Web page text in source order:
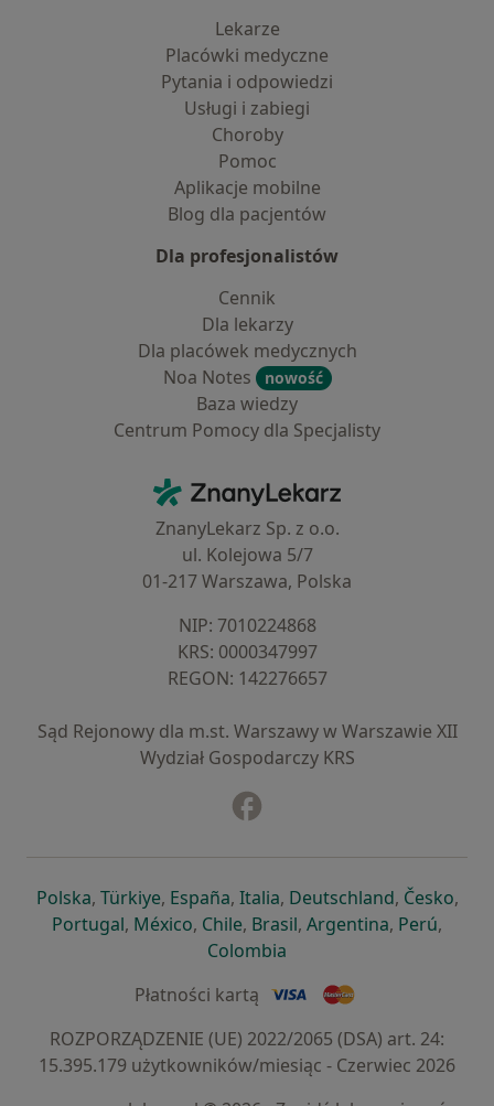
Lekarze
Placówki medyczne
Pytania i odpowiedzi
Usługi i zabiegi
Choroby
Pomoc
Aplikacje mobilne
Blog dla pacjentów
Dla profesjonalistów
Cennik
Dla lekarzy
Dla placówek medycznych
Noa Notes
nowość
Baza wiedzy
Centrum Pomocy dla Specjalisty
ZnanyLekarz - Strona główna
ZnanyLekarz Sp. z o.o.
ul. Kolejowa 5/7
01-217 Warszawa, Polska
NIP: ⁠7010224868
KRS: ⁠0000347997
REGON: ⁠142276657
Sąd Rejonowy dla m.st. Warszawy w Warszawie XII
Wydział Gospodarczy KRS
Polskaotwiera się w nowej karcie
, Türkiyeotwiera się w nowej karcie
, Españaotwiera się w nowej karcie
, Italiaotwiera się w nowej
, Deutschlandotwiera się
, Česko,
Portugalotwiera się w nowej karcie
, Méxicootwiera się w nowej karcie
, Chileotwiera się w nowej karcie
, Brasilotwiera się w nowej
, Argentinaotwiera się
, Perú,
Colombia
Płatności kartą
ROZPORZĄDZENIE (UE) 2022/2065 (DSA) art. 24:
15.395.179 użytkowników/miesiąc - Czerwiec 2026